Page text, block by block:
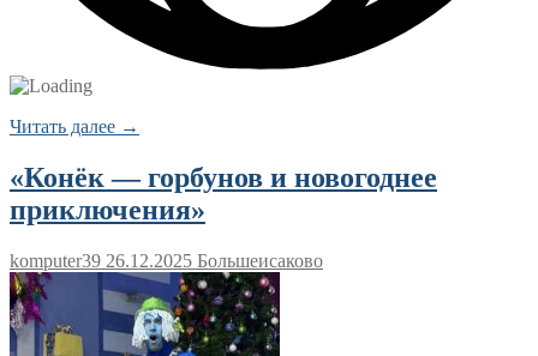
Читать далее →
«Конёк — горбунов и новогоднее
приключения»
komputer39 26.12.2025 Большеисаково